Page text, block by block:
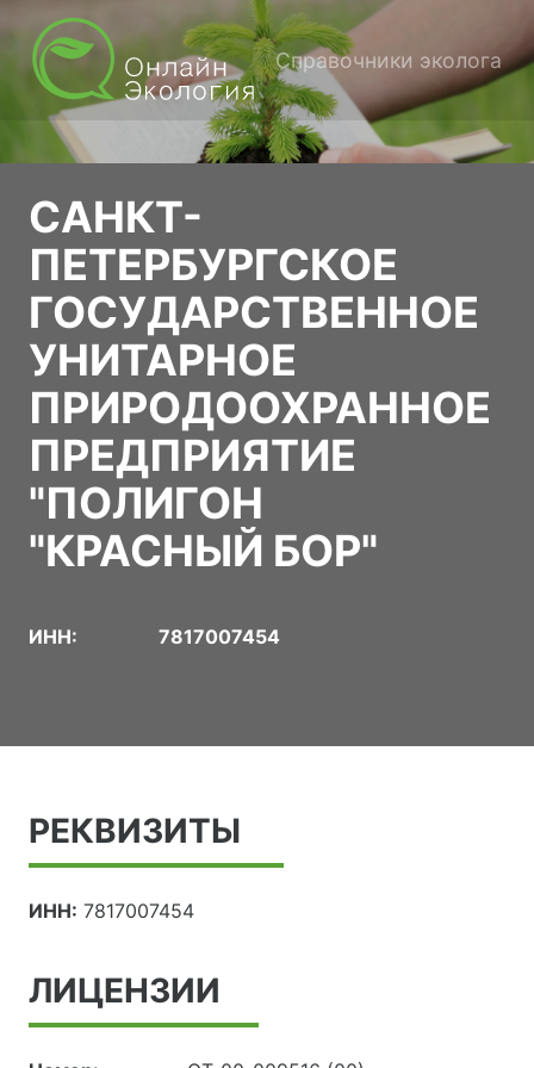
Справочники эколога
САНКТ-
ПЕТЕРБУРГСКОЕ
ГОСУДАРСТВЕННОЕ
УНИТАРНОЕ
ПРИРОДООХРАННОЕ
ПРЕДПРИЯТИЕ
"ПОЛИГОН
"КРАСНЫЙ БОР"
ИНН: 7817007454
РЕКВИЗИТЫ
ИНН: 7817007454
ЛИЦЕНЗИИ